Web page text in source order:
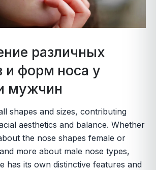
различных
и форм носа у
мужчин
shapes and sizes, contributing
aesthetics and balance. Whether
the nose shapes female or
more about male nose types,
has its own distinctive features and